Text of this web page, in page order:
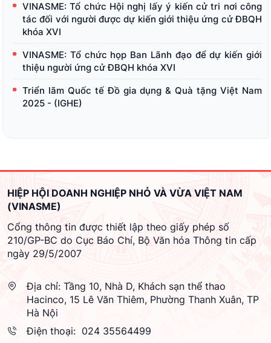
VINASME: Tổ chức Hội nghị lấy ý kiến cử tri nơi công
tác đối với người được dự kiến giới thiệu ứng cử ĐBQH
khóa XVI
VINASME: Tổ chức họp Ban Lãnh đạo để dự kiến giới
thiệu người ứng cử ĐBQH khóa XVI
Triển lãm Quốc tế Đồ gia dụng & Quà tặng Việt Nam
2025 - (IGHE)
HIỆP HỘI DOANH NGHIỆP NHỎ VÀ VỪA VIỆT NAM
(VINASME)
Cổng thông tin được thiết lập theo giấy phép số
210/GP-BC do Cục Báo Chí, Bộ Văn hóa Thông tin cấp
ngày 29/5/2007
Địa chỉ: Tầng 10, Nhà D, Khách sạn thể thao
Hacinco, 15 Lê Văn Thiêm, Phường Thanh Xuân, TP
Hà Nội
Điện thoại: 024 35564499